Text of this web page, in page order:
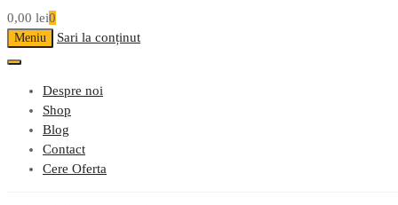
0,00 lei0
Meniu Sari la conținut
Despre noi
Shop
Blog
Contact
Cere Oferta